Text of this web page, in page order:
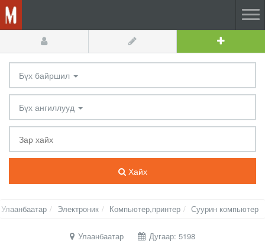
Бүх байршил
Бүх ангиллууд
Хайх
Электроник Компьютер,принтер Суурин компьютер
Улаанбаатар Дугаар: 5198